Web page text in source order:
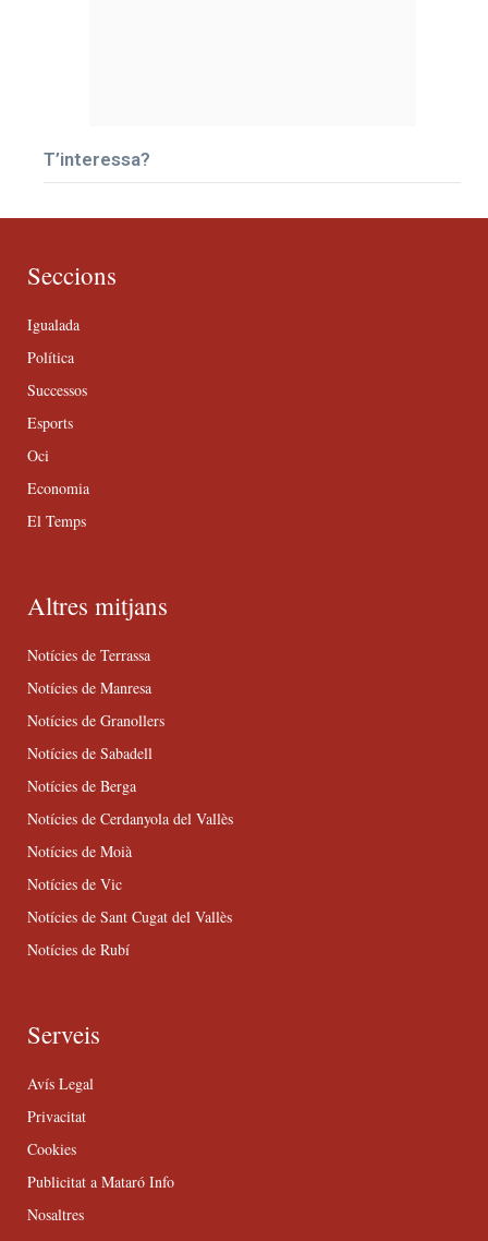
T’interessa?
Seccions
Igualada
Política
Successos
Esports
Oci
Economia
El Temps
Altres mitjans
Notícies de Terrassa
Notícies de Manresa
Notícies de Granollers
Notícies de Sabadell
Notícies de Berga
Notícies de Cerdanyola del Vallès
Notícies de Moià
Notícies de Vic
Notícies de Sant Cugat del Vallès
Notícies de Rubí
Serveis
Avís Legal
Privacitat
Cookies
Publicitat a Mataró Info
Nosaltres